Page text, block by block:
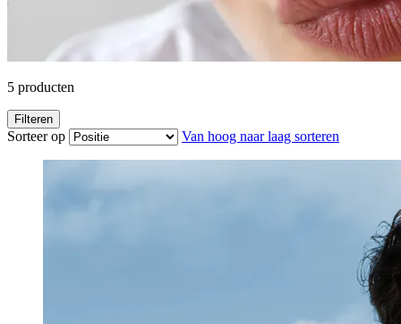
5 producten
Filteren
Sorteer op Van hoog naar laag sorteren